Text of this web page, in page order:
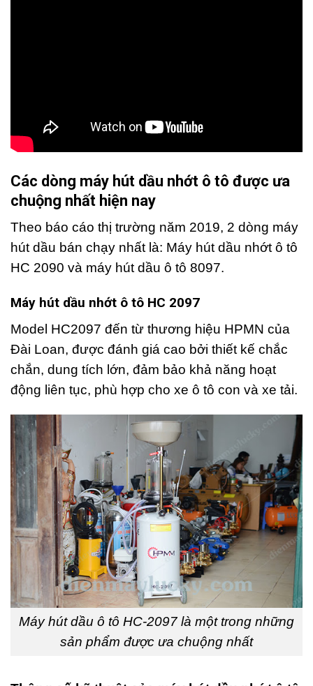
Các dòng máy hút dầu nhớt ô tô được ưa
chuộng nhất hiện nay
Theo báo cáo thị trường năm 2019, 2 dòng máy
hút dầu bán chạy nhất là: Máy hút dầu nhớt ô tô
HC 2090 và máy hút dầu ô tô 8097.
Máy hút dầu nhớt ô tô HC 2097
Model HC2097 đến từ thương hiệu HPMN của
Đài Loan, được đánh giá cao bởi thiết kế chắc
chắn, dung tích lớn, đảm bảo khả năng hoạt
động liên tục, phù hợp cho xe ô tô con và xe tải.
Máy hút dầu ô tô HC-2097 là một trong những
sản phẩm được ưa chuộng nhất